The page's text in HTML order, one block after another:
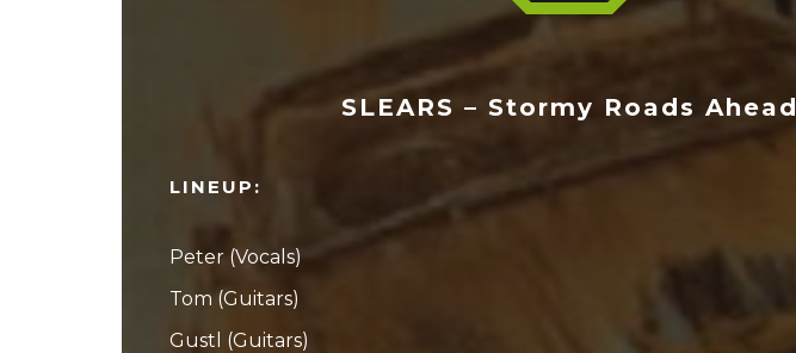
SLEARS – Stormy Roads Ahead
LINEUP:
Peter (Vocals)
Tom (Guitars)
Gustl (Guitars)